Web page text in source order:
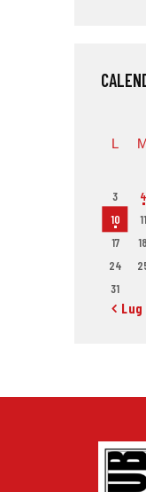
L
3
4
10
11
17
18
24
31
« Lug